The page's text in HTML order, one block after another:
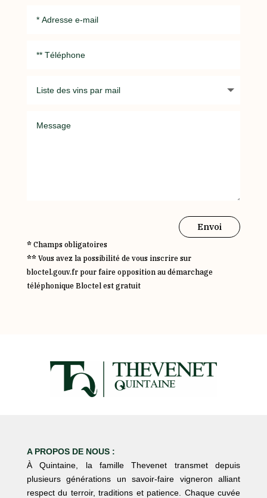
Envoi
*Champs obligatoires
**Vous avez la possibilité de vous inscrire sur
bloctel.gouv.fr pour faire opposition au démarchage
téléphonique Bloctel est gratuit
A PROPOS DE NOUS :
À Quintaine, la famille Thevenet transmet depuis
plusieurs générations un savoir-faire vigneron alliant
respect du terroir, traditions et patience. Chaque cuvée